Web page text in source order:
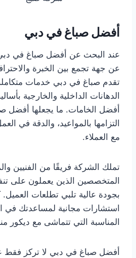
أفضل صباغ في دبي
عند البحث عن أفضل صباغ في
عن جهة تجمع بين الخبرة
تقدم صباغ في دبي خدمات
الدهانات الداخلية والخارجية
أفضل الخامات. ما يجعلها أفضل
التزامها بالمواعيد، والدقة في
مع العملاء.
تملك الشركة فريقًا من الفنيين
المتخصصين الذين يعملون على
بجودة عالية تلبي تطلعات
استشارات مجانية لمساعدتك في
المناسبة التي تتماشى مع ديكور
أفضل صباغ في دبي لا تركز فقط